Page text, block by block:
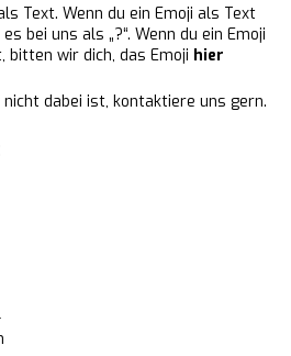
Text. Wenn du ein Emoji als Text
bei uns als „?“. Wenn du ein Emoji
bitten wir dich, das Emoji hier
dabei ist, kontaktiere uns gern.